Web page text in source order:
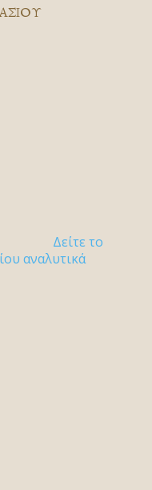
Δείτε το
αναλυτικά